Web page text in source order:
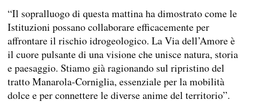
“Il sopralluogo di questa mattina ha dimostrato come le
Istituzioni possano collaborare efficacemente per
affrontare il rischio idrogeologico. La Via dell’Amore è
il cuore pulsante di una visione che unisce natura, storia
e paesaggio. Stiamo già ragionando sul ripristino del
tratto Manarola-Corniglia, essenziale per la mobilità
dolce e per connettere le diverse anime del territorio”.